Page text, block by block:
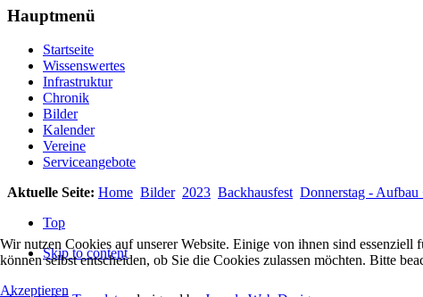
Hauptmenü
Startseite
Wissenswertes
Infrastruktur
Chronik
Bilder
Kalender
Vereine
Serviceangebote
Aktuelle Seite: Home Bilder 2023 Backhausfest Donnerstag - Aufbau
Top
Skip to content
Wir nutzen Cookies auf unserer Website. Einige von ihnen sind
können selbst entscheiden, ob Sie die Cookies zulassen möchten. Bitte
Akzeptieren